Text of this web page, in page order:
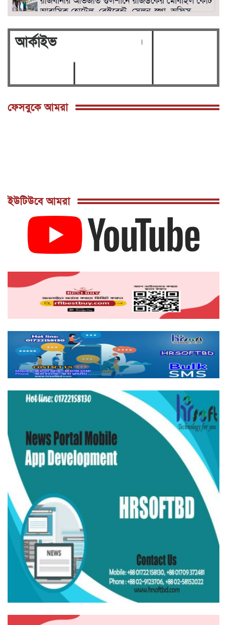
আবাসিক হোটেল, রেস্টুরেন্ট, সেলুন-স্পা, অফিস
বনানীতে রাজউকের উচ্ছেদ অভিযানে হোটেল,
রেস্টুরেন্ট, অফিস সীল গালা ও অপসারণে অঙ্গীকার
নামা গ্রহণ।
শনিবার দুপুর দুইটায়
পল্লবীতে ৭৩ রাউন্ড গুলিসহ তিনটি বিদেশি
পিস্তল উদ্ধার
ঢাকা ১৭ আসনে নির্বাচন প্রার্থীতা প্রত্যাশী বিএনপি'র
ত্যাগী যুব নেতা মাহমুদুল আলম সোহাগ।
আর্কাইভ
ফেসবুকে আমরা
ইউটিউবে আমরা